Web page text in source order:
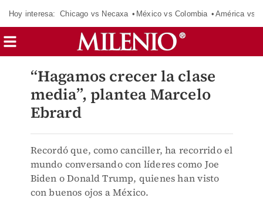
Hoy interesa: Chicago vs Necaxa México vs Colombia América vs
“Hagamos crecer la clase
media”, plantea Marcelo
Ebrard
Recordó que, como canciller, ha recorrido el
mundo conversando con líderes como Joe
Biden o Donald Trump, quienes han visto
con buenos ojos a México.